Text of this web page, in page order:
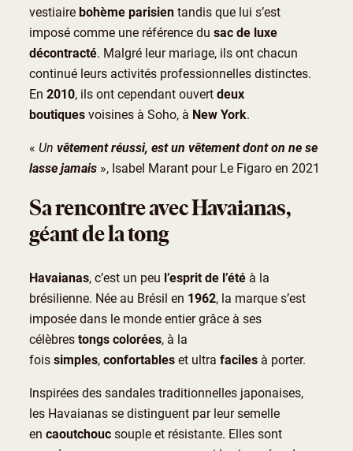
vestiaire bohème parisientandis que lui s’est
imposé comme une référence du sac de luxe
décontracté. Malgré leur mariage, ils ont chacun
continué leurs activités professionnelles distinctes.
En 2010, ils ont cependant ouvert deux
boutiquesvoisines à Soho, à New York.
« Un vêtement réussi, est un vêtement dont on ne se
lasse jamais », Isabel Marant pour Le Figaro en 2021
Sa rencontre avec Havaianas,
géant de la tong
Havaianas, c’est un peu l’esprit de l’étéà la
brésilienne. Née au Brésil en 1962, la marque s’est
imposée dans le monde entier grâce à ses
célèbres tongs colorées, à la
fois simples, confortableset ultra facilesà porter.
Inspirées des sandales traditionnelles japonaises,
les Havaianas se distinguent par leur semelle
en caoutchoucsouple et résistante. Elles sont